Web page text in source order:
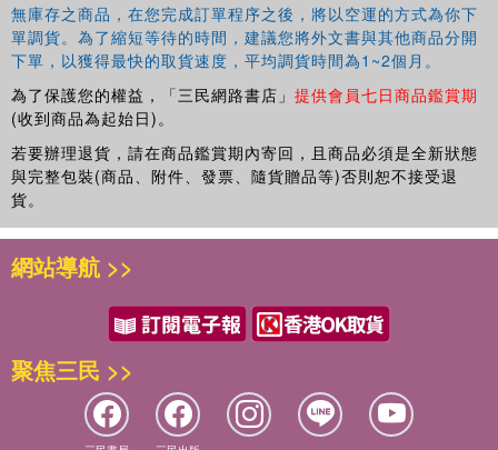
無庫存之商品，在您完成訂單程序之後，將以空運的方式為你下
單調貨。為了縮短等待的時間，建議您將外文書與其他商品分開
下單，以獲得最快的取貨速度，平均調貨時間為1~2個月。
為了保護您的權益，「三民網路書店」 提供會員七日商品鑑賞期
(收到商品為起始日)。
若要辦理退貨，請在商品鑑賞期內寄回，且商品必須是全新狀態
與完整包裝(商品、附件、發票、隨貨贈品等)否則恕不接受退
貨。
網站導航 >>
聚焦三民 >>